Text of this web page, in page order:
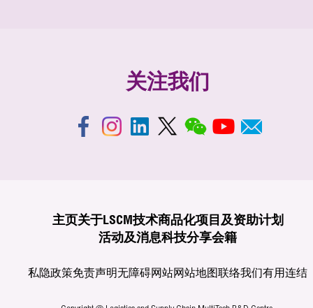
关注我们
主页关于LSCM技术商品化项目及资助计划
活动及消息科技分享会籍
私隐政策免责声明无障碍网站网站地图联络我们有用连结